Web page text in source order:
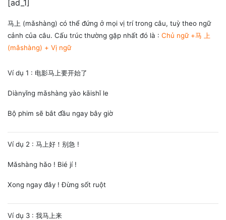
[ad_1]
马上 (mǎshàng) có thể đứng ở mọi vị trí trong câu, tuỳ theo ngữ
cảnh của câu. Cấu trúc thường gặp nhất đó là : Chủ ngữ +马 上
(mǎshàng) + Vị ngữ
Ví dụ 1 : 电影马上要开始了
Diànyǐng mǎshàng yào kāishǐ le
Bộ phim sẽ bắt đầu ngay bây giờ
Ví dụ 2 : 马上好！别急 !
Mǎshàng hǎo ! Bié jí !
Xong ngay đây ! Đừng sốt ruột
Ví dụ 3 : 我马上来